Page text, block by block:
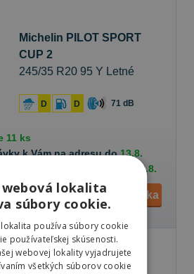
Michelin PILOT SPORT
CUP 2
245/35 R20 95 Y Letné
D D 71 dB
11 ks
k Vám na adresu do13.8.
na predajňu Prešov do
13.8.
Do košíka
lokalita
súbory cookie.
používa súbory cookie
používateľskej skúsenosti.
webovej lokality vyjadrujete
všetkých súborov cookie